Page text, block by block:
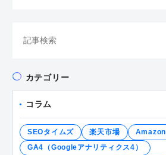
検
カテゴリー
コラム
SEOタイムズ 楽天市場 Amazon
GA4（Googleアナリティクス4）